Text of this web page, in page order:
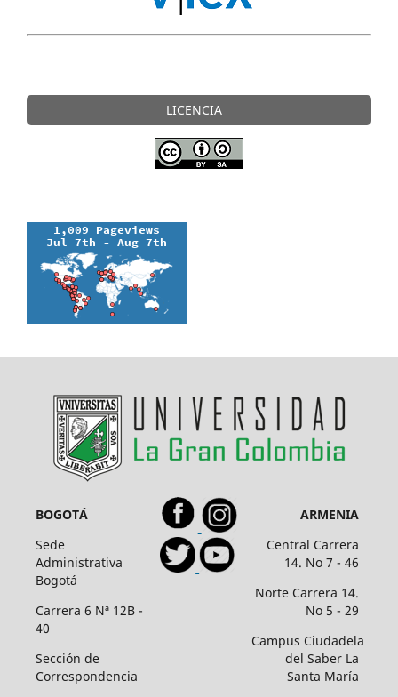
LICENCIA
BOGOTÁ
Sede
Administrativa
Bogotá
Carrera 6 Nª 12B -
40
Sección de
Correspondencia
ARMENIA
Central Carrera
14. No 7 - 46
Norte Carrera 14.
No 5 - 29
Campus Ciudadela
del Saber La
Santa María